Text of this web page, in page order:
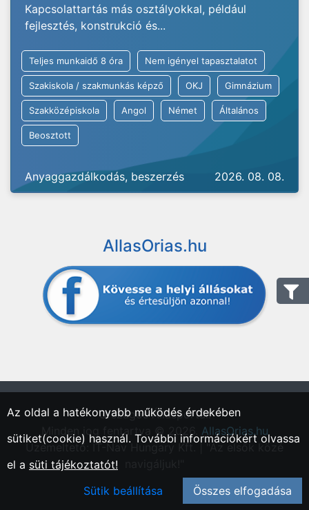
Kapcsolattartás más osztályokkal, például
fejlesztés, konstrukció és...
Teljes munkaidő 8 óra Nem igényel tapasztalatot
Szakiskola / szakmunkás képző OKJ Gimnázium
Szakközépiskola Angol Német Általános
Beosztott
Anyaggazdálkodás, beszerzés 2026. 08. 08.
AllasOrias.hu
"Országos Állásportál."
Minden jog fentartva © 2026. AllasOrias.hu
Üzemeltető: IT-Nav Hungary Kft. | "Az elsők közé
Az oldal a hatékonyabb működés érdekében
sütiket(cookie) használ. További információkért olvassa
el a süti tájékoztatót!
Sütik beállítása
Összes elfogadása